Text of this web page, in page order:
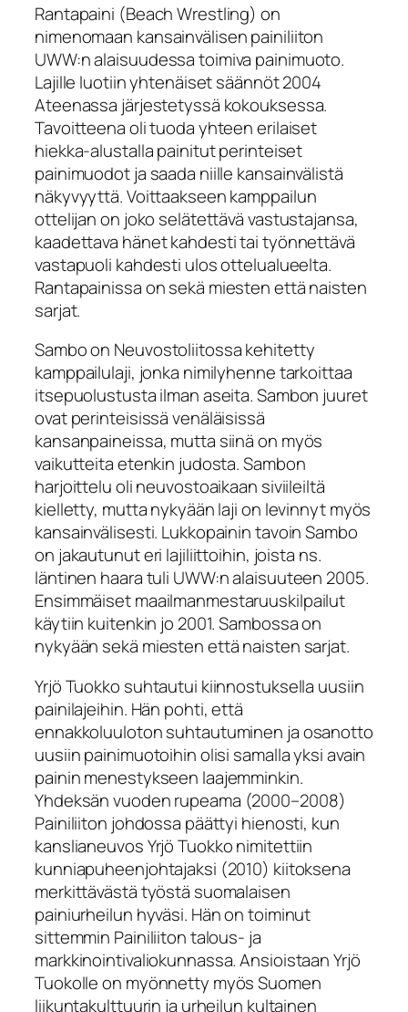
Rantapaini (Beach Wrestling) on
nimenomaan kansainvälisen painiliiton
UWW:n alaisuudessa toimiva painimuoto.
Lajille luotiin yhtenäiset säännöt 2004
Ateenassa järjestetyssä kokouksessa.
Tavoitteena oli tuoda yhteen erilaiset
hiekka-alustalla painitut perinteiset
painimuodot ja saada niille kansainvälistä
näkyvyyttä. Voittaakseen kamppailun
ottelijan on joko selätettävä vastustajansa,
kaadettava hänet kahdesti tai työnnettävä
vastapuoli kahdesti ulos ottelualueelta.
Rantapainissa on sekä miesten että naisten
sarjat.
Sambo on Neuvostoliitossa kehitetty
kamppailulaji, jonka nimilyhenne tarkoittaa
itsepuolustusta ilman aseita. Sambon juuret
ovat perinteisissä venäläisissä
kansanpaineissa, mutta siinä on myös
vaikutteita etenkin judosta. Sambon
harjoittelu oli neuvostoaikaan siviileiltä
kielletty, mutta nykyään laji on levinnyt myös
kansainvälisesti. Lukkopainin tavoin Sambo
on jakautunut eri lajiliittoihin, joista ns.
läntinen haara tuli UWW:n alaisuuteen 2005.
Ensimmäiset maailmanmestaruuskilpailut
käytiin kuitenkin jo 2001. Sambossa on
nykyään sekä miesten että naisten sarjat.
Yrjö Tuokko suhtautui kiinnostuksella uusiin
painilajeihin. Hän pohti, että
ennakkoluuloton suhtautuminen ja osanotto
uusiin painimuotoihin olisi samalla yksi avain
painin menestykseen laajemminkin.
Yhdeksän vuoden rupeama (2000–2008)
Painiliiton johdossa päättyi hienosti, kun
kanslianeuvos Yrjö Tuokko nimitettiin
kunniapuheenjohtajaksi (2010) kiitoksena
merkittävästä työstä suomalaisen
painiurheilun hyväsi. Hän on toiminut
sittemmin Painiliiton talous- ja
markkinointivaliokunnassa. Ansioistaan Yrjö
Tuokolle on myönnetty myös Suomen
liikuntakulttuurin ja urheilun kultainen